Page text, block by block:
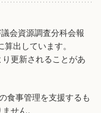
会資源調査分科会報
出しています。
更新されることがあ
食事管理を支援するも
せん。